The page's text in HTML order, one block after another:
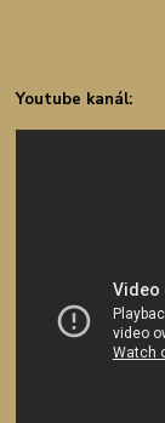
Youtube kanál: